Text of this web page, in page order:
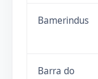
Bamerindus
Barra do